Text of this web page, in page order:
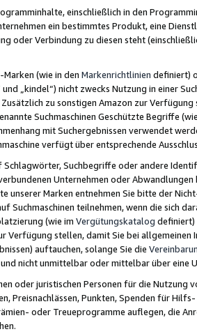
einschließlich in den
ein bestimmtes Produkt, eine
oder Verbindung zu diesen steht
(wie in den Markenrichtlinien definiert)
und „kindel“) nicht zwecks Nutzung in einer
Zusätzlich zu sonstigen Amazon zur
Suchmaschinen Geschützte Begriffe
mit Suchergebnissen verwendet
verfügt über entsprechende
Suchbegriffe oder andere
Unternehmen oder
unserer Marken entnehmen Sie bitte der
Suchmaschinen teilnehmen, wenn die sich
(wie im Vergütungskatalog definiert)
Verfügung stellen, damit Sie bei
auftauchen, solange Sie die
nicht unmittelbar oder mittelbar über eine
oder juristischen Personen für die Nutzung
Preisnachlässen, Punkten, Spenden für
oder Treueprogramme auflegen, die